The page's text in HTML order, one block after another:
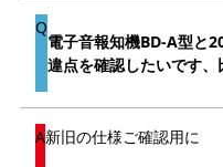
電子音報知機BD-A型と
違点を確認したいです、
新旧の仕様ご確認用に